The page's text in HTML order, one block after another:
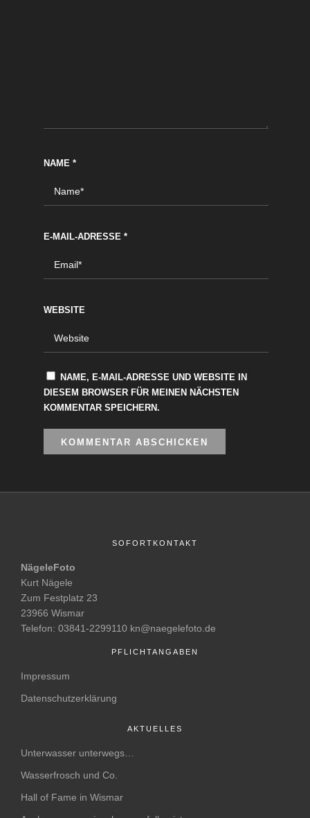
NAME *
E-MAIL-ADRESSE *
WEBSITE
NAME, E-MAIL-ADRESSE UND WEBSITE IN
DIESEM BROWSER FÜR MEINEN NÄCHSTEN
KOMMENTAR SPEICHERN.
SOFORTKONTAKT
NägeleFoto
Kurt Nägele
Zum Festplatz 23
23966 Wismar
Telefon: 03841-2299110 kn@naegelefoto.de
PFLICHTANGABEN
Impressum
Datenschutzerklärung
AKTUELLES
Unterwasser unterwegs…
Wasserfrosch und Co.
Hall of Fame in Wismar